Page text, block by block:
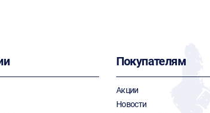
Покупателям
Акции
Новости